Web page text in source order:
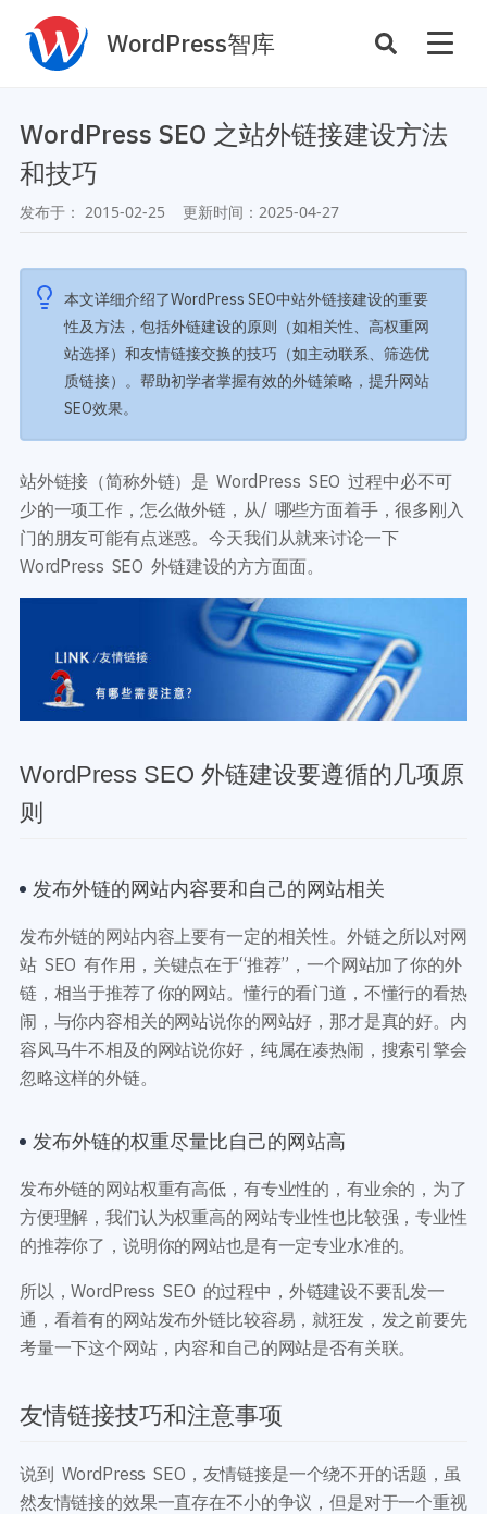
WordPress智库
主机托管 性能优化
SEO与全站运营
案例
主题案例
插件案例
商店
插件商店
资源
主题推荐
插件推荐
开发手册
插件开发手册
开发教程
主题开发分享
后台开发定制
WP新闻资讯
技术专题
安全增强
性能优化
WooCommerce开发
多语言主题开发
电子商务和支付
登录
WordPress SEO 之站外链接建设方法
和技巧
发布于： 2015-02-25 更新时间： 2025-04-27
本文详细介绍了WordPress SEO中站外链接建设的重要
性及方法，包括外链建设的原则（如相关性、高权重网
站选择）和友情链接交换的技巧（如主动联系、筛选优
质链接）。帮助初学者掌握有效的外链策略，提升网站
SEO效果。
站外链接（简称外链）是 WordPress SEO 过程中必不可
少的一项工作，怎么做外链，从/ 哪些方面着手，很多刚入
门的朋友可能有点迷惑。今天我们从就来讨论一下
WordPress SEO 外链建设的方方面面。
WordPress SEO 外链建设要遵循的几项原
则
发布外链的网站内容要和自己的网站相关
发布外链的网站内容上要有一定的相关性。外链之所以对网
站 SEO 有作用，关键点在于“推荐”，一个网站加了你的外
链，相当于推荐了你的网站。懂行的看门道，不懂行的看热
闹，与你内容相关的网站说你的网站好，那才是真的好。内
容风马牛不相及的网站说你好，纯属在凑热闹，搜索引擎会
忽略这样的外链。
发布外链的权重尽量比自己的网站高
发布外链的网站权重有高低，有专业性的，有业余的，为了
方便理解，我们认为权重高的网站专业性也比较强，专业性
的推荐你了，说明你的网站也是有一定专业水准的。
所以，WordPress SEO 的过程中，外链建设不要乱发一
通，看着有的网站发布外链比较容易，就狂发，发之前要先
考量一下这个网站，内容和自己的网站是否有关联。
友情链接技巧和注意事项
说到 WordPress SEO，友情链接是一个绕不开的话题，虽
然友情链接的效果一直存在不小的争议，但是对于一个重视